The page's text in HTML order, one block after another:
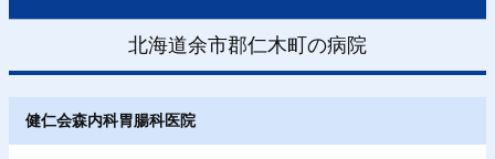
北海道余市郡仁木町の病院
健仁会森内科胃腸科医院